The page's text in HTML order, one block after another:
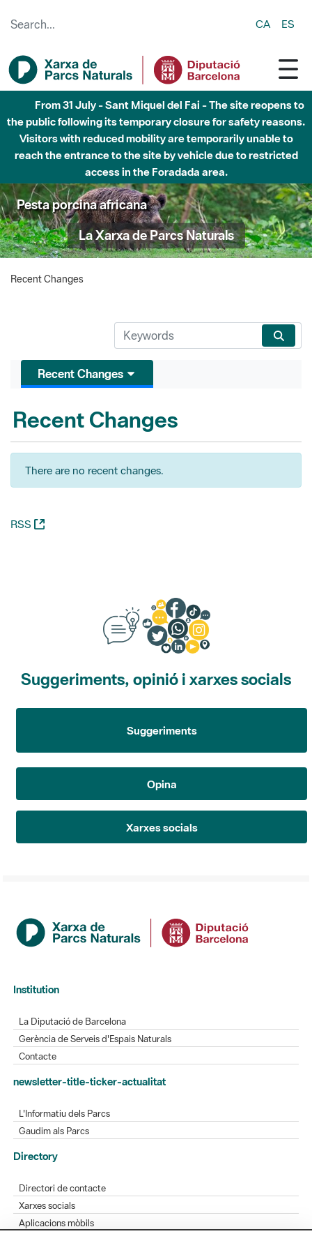
CA ES
From 31 July - Sant Miquel del Fai - The site reopens to
the public following its temporary closure for safety reasons.
Visitors with reduced mobility are temporarily unable to
reach the entrance to the site by vehicle due to restricted
access in the Foradada area.
Pesta porcina africana
La Xarxa de Parcs Naturals
Recent Changes
Recent Changes
Recent Changes
There are no recent changes.
RSS (Opens New Window)
Suggeriments, opinió i xarxes socials
Suggeriments
Opina
Xarxes socials
Institution
La Diputació de Barcelona
Gerència de Serveis d'Espais Naturals
Contacte
newsletter-title-ticker-actualitat
L'Informatiu dels Parcs
Gaudim als Parcs
Directory
Directori de contacte
Xarxes socials
Aplicacions mòbils